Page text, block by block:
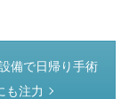
備で日帰り手術
も注力